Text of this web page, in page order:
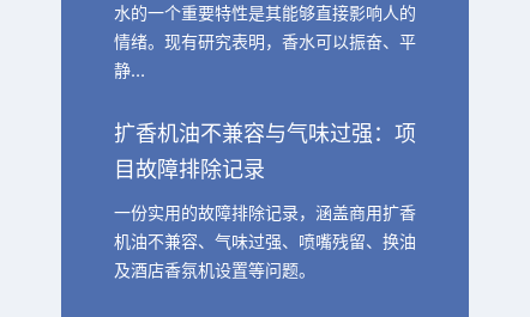
水的一个重要特性是其能够直接影响人的
情绪。现有研究表明，香水可以振奋、平
静…
扩香机油不兼容与气味过强：项
目故障排除记录
一份实用的故障排除记录，涵盖商用扩香
机油不兼容、气味过强、喷嘴残留、换油
及酒店香氛机设置等问题。